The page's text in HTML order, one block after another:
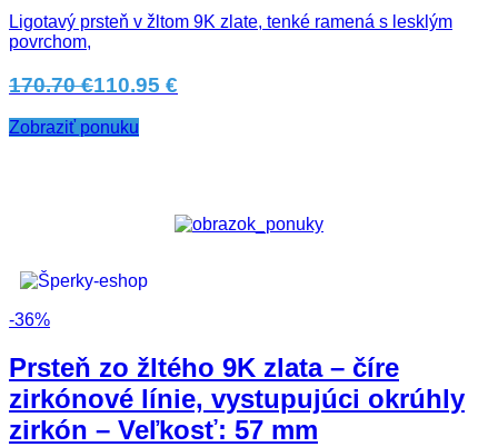
Ligotavý prsteň v žltom 9K zlate, tenké ramená s lesklým
povrchom,
170.70 €110.95 €
Zobraziť ponuku
-36%
Prsteň zo žltého 9K zlata – číre
zirkónové línie, vystupujúci okrúhly
zirkón – Veľkosť: 57 mm